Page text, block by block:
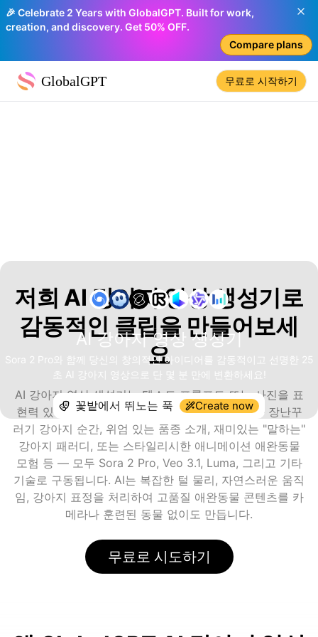
🎉 Celebrate 2 Years with GlobalGPT. Built for work,
creation, and discovery. Get 50% OFF.
Compare plans
GlobalGPT 무료로 시작하기
AI 강아지 영상 생성기
Sora 2 Pro와 함께 당신의 창의적인 아이디어를 감동적이고 선명한 25
초 AI 강아지 영상으로 단 몇 분 만에 변환하세요!
Create now
저희 AI 강아지 영상 생성기로
감동적인 클립을 만들어보세
요
AI 강아지 영상 생성기는 텍스트 프롬프트 또는 사진을 표
현력 있고 생생한 강아지 영상으로 변환합니다 — 장난꾸
러기 강아지 순간, 위엄 있는 품종 소개, 재미있는 "말하는"
강아지 패러디, 또는 스타일리시한 애니메이션 애완동물
모험 등 — 모두 Sora 2 Pro, Veo 3.1, Luma, 그리고 기타
기술로 구동됩니다. AI는 복잡한 털 물리, 자연스러운 움직
임, 강아지 표정을 처리하여 고품질 애완동물 콘텐츠를 카
메라나 훈련된 동물 없이도 만듭니다.
무료로 시도하기